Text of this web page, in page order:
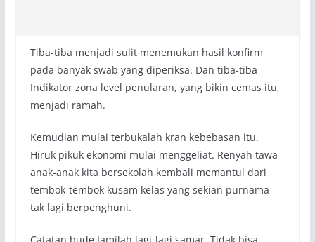
Tiba-tiba menjadi sulit menemukan hasil konfirm
pada banyak swab yang diperiksa. Dan tiba-tiba
Indikator zona level penularan, yang bikin cemas itu,
menjadi ramah.
Kemudian mulai terbukalah kran kebebasan itu.
Hiruk pikuk ekonomi mulai menggeliat. Renyah tawa
anak-anak kita bersekolah kembali memantul dari
tembok-tembok kusam kelas yang sekian purnama
tak lagi berpenghuni.